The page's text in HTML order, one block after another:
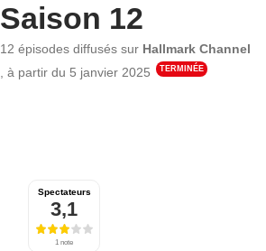
Saison 12
12 épisodes diffusés sur Hallmark Channel
,à partir du 5 janvier 2025 TERMINÉE
Spectateurs
3,1
1 note